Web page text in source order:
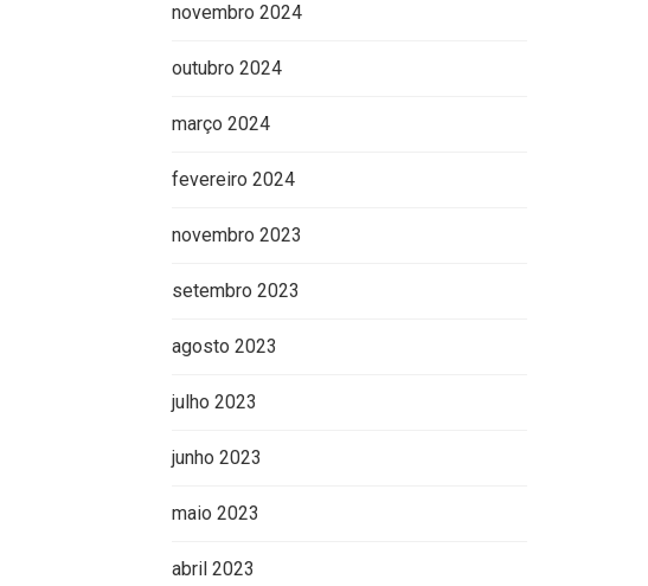
novembro 2024
outubro 2024
março 2024
fevereiro 2024
novembro 2023
setembro 2023
agosto 2023
julho 2023
junho 2023
maio 2023
abril 2023